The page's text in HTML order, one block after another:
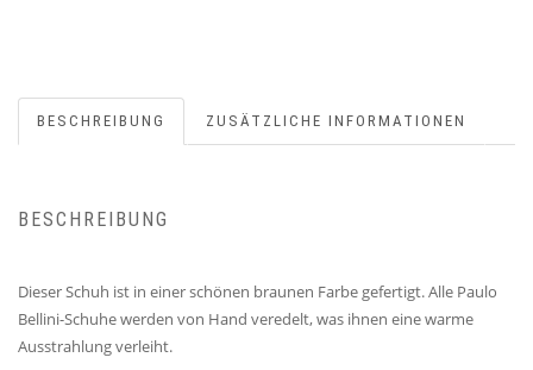
BESCHREIBUNG ZUSÄTZLICHE INFORMATIONEN
BESCHREIBUNG
Dieser Schuh ist in einer schönen braunen Farbe gefertigt. Alle Paulo
Bellini-Schuhe werden von Hand veredelt, was ihnen eine warme
Ausstrahlung verleiht.